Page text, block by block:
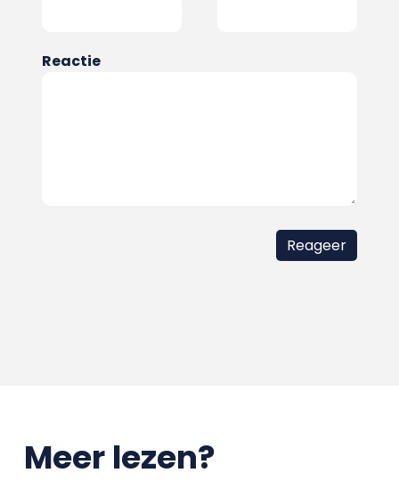
Reactie
Meer lezen?